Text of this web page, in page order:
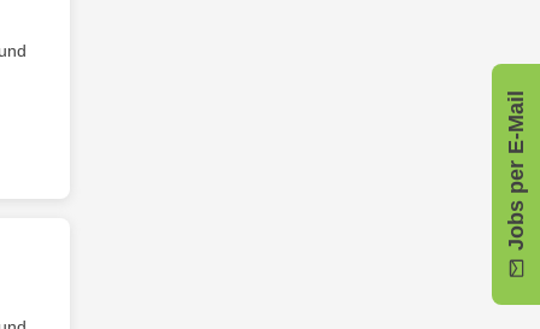
Jobs per E-Mail